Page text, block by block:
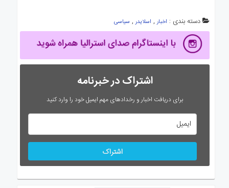
دسته بندی : اخبار, اسلایدر, سیاسی
اشتراک در خبرنامه
برای دریافت اخبار و رخدادهای مهم ایمیل خود را وارد کنید
اشتراک